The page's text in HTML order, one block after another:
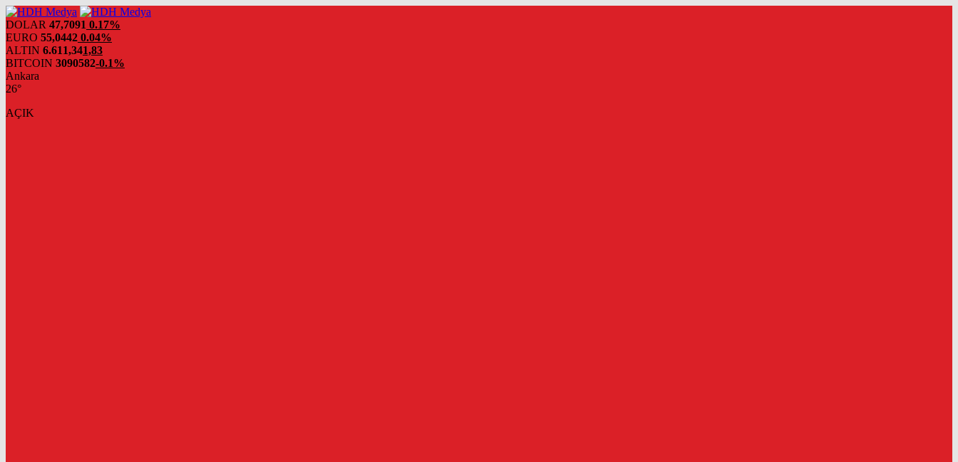
DOLAR 47,7091 0.17%
EURO 55,0442 0.04%
ALTIN 6.611,341,83
BITCOIN 3090582-0.1%
Ankara
26°
AÇIK